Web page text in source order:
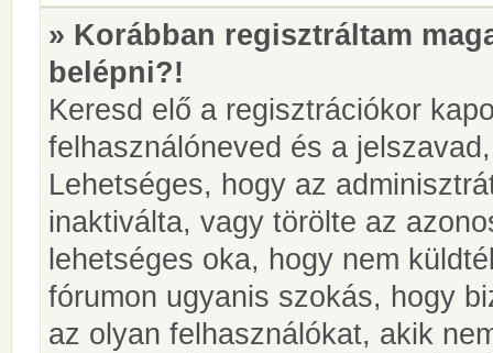
» Korábban regisztráltam
belépni?!
Keresd elő a regisztrációkor
felhasználóneved és a
Lehetséges, hogy az
inaktiválta, vagy törölte az
lehetséges oka, hogy nem
fórumon ugyanis szokás, hogy
az olyan felhasználókat, akik